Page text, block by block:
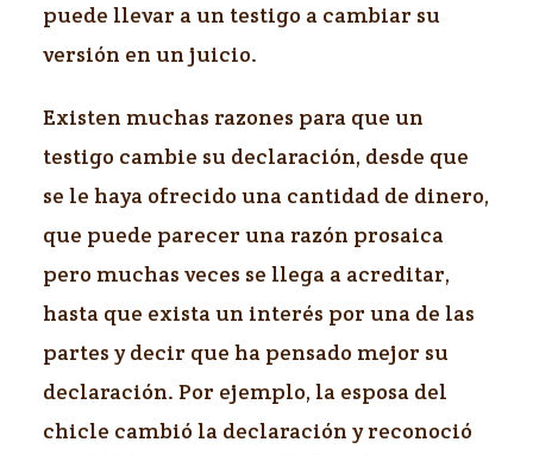
puede llevar a un testigo a cambiar su
versión en un juicio.
Existen muchas razones para que un
testigo cambie su declaración, desde que
se le haya ofrecido una cantidad de dinero,
que puede parecer una razón prosaica
pero muchas veces se llega a acreditar,
hasta que exista un interés por una de las
partes y decir que ha pensado mejor su
declaración. Por ejemplo, la esposa del
chicle cambió la declaración y reconoció